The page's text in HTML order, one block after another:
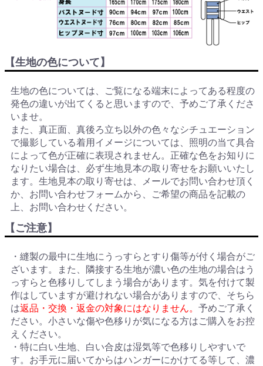
【生地の色について】
生地の色については、ご覧になる端末によってある程度の
発色の違いが出てくると思いますので、予めご了承くださ
いませ。
また、真正面、真後ろ立ち以外の色々なシチュエーション
で撮影している着用イメージについては、照明の当て具合
によって色が正確に表現されません。正確な色をお知りに
なりたい場合は、必ず生地見本の取り寄せをお願いいたし
ます。生地見本の取り寄せは、メールでお問い合わせ頂く
か、お問い合わせフォームから、ご希望の商品を記載の
上、お問い合わせください。
【ご注意】
・縫製の最中に生地にうっすらとすり傷等が付く場合がご
ざいます。また、隣接する生地が濃い色の生地の場合はう
っすらと色移りしてしまう場合があります。気を付けて製
作はしていますが避けれない場合がありますので、そちら
は返品・交換・返金の対象にはなりません。 予めご了承く
ださい。小さいな傷や色移りが気になる方はご購入をお控
えください。
・特に白い生地、白い合皮は湿気等で色移りしやすいで
す。お手元に届いてからはハンガーにかけてる等して、濃